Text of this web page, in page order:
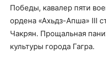
Победы, кавалер пяти
ордена «Ахьдз-Апша» III
Чакрян. Прощальная
культуры города Гагра.